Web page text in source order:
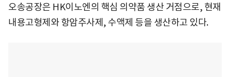
오송공장은 HK이노엔의 핵심 의약품 생산 거점으로, 현재
내용고형제와 항암주사제, 수액제 등을 생산하고 있다.